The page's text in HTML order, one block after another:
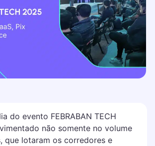
do evento FEBRABAN TECH
não somente no volume
que lotaram os corredores e